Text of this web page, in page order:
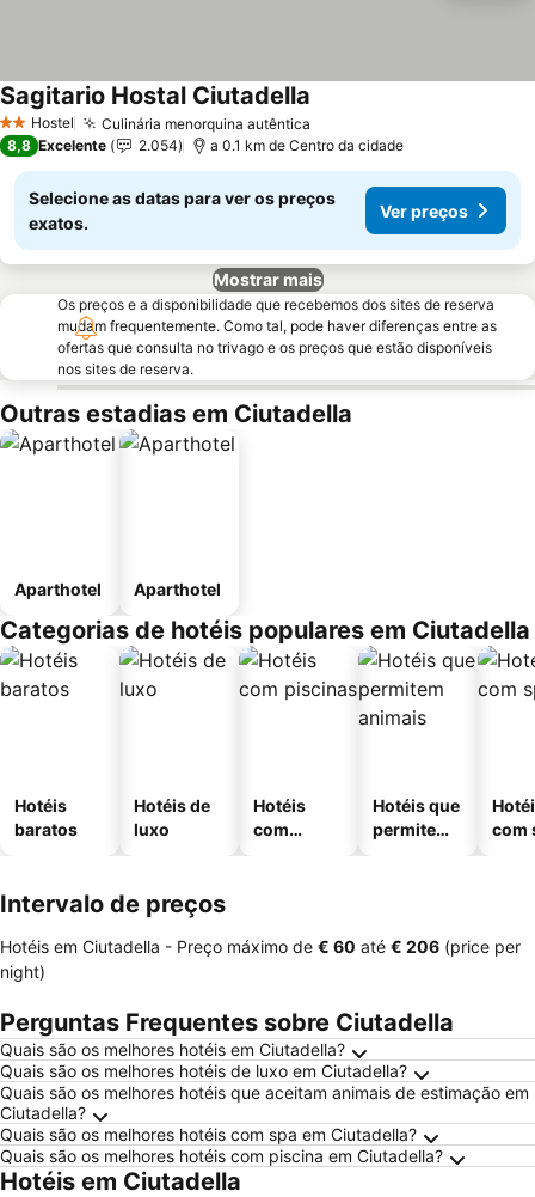
2 Estrelas
Hostel Culinária menorquina autêntica
Sagitario Hostal Ciutadella
8,8 Excelente 2.054 a 0.1 km de Centro da cidade
Selecione as datas para ver os preços
exatos.
Ver preços
Mostrar mais
Os preços e a disponibilidade que recebemos dos sites de reserva
mudam frequentemente. Como tal, pode haver diferenças entre as
ofertas que consulta no trivago e os preços que estão disponíveis
nos sites de reserva.
Outras estadias em Ciutadella
Aparthotel Aparthotel
Categorias de hotéis populares em Ciutadella
Hotéis
baratos
Hotéis de
luxo
Hotéis
com
Hotéis que
permitem
com
Intervalo de preços
Hotéis em Ciutadella - Preço máximo de ‎€ 60 até ‎€ 206 (price per
night)
Perguntas Frequentes sobre Ciutadella
Quais são os melhores hotéis em Ciutadella?
Quais são os melhores hotéis de luxo em Ciutadella?
Quais são os melhores hotéis que aceitam animais de estimação em
Ciutadella?
Quais são os melhores hotéis com spa em Ciutadella?
Quais são os melhores hotéis com piscina em Ciutadella?
Hotéis em Ciutadella